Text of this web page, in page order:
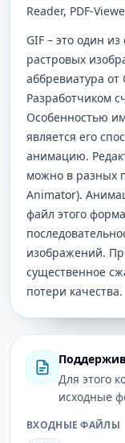
Reader, PDF-
GIF – это один
растровых
аббревиатура
Разработчиком
Особенностью
является его
анимацию.
можно в разных
Animator).
файл этого
изображений.
существенное
потери качества.
Для этого
исходные
ВХОДНЫЕ ФАЙЛЫ